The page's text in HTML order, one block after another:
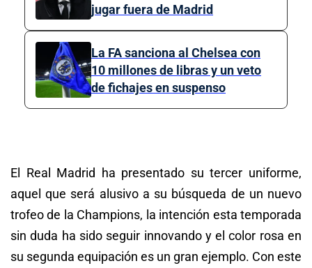
jugar fuera de Madrid
La FA sanciona al Chelsea con
10 millones de libras y un veto
de fichajes en suspenso
El Real Madrid ha presentado su tercer uniforme,
aquel que será alusivo a su búsqueda de un nuevo
trofeo de la Champions, la intención esta temporada
sin duda ha sido seguir innovando y el color rosa en
su segunda equipación es un gran ejemplo. Con este